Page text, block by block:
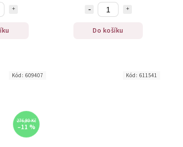
Do košíku
276,80 Kč
–11 %
Kód: 609407 Kód: 611541